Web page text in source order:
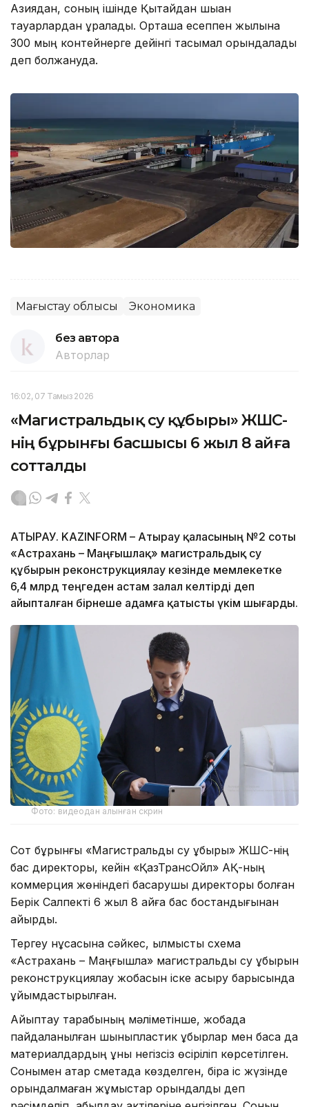
Азиядан, соның ішінде Қытайдан шыққан
тауарлардан құралады. Орташа есеппен жылына
300 мың контейнерге дейінгі тасымал орындалады
деп болжануда.
Маңғыстау облысы Экономика
без автора
Авторлар
16:02, 07 Тамыз 2026
«Магистральдық су құбыры» ЖШС-
нің бұрынғы басшысы 6 жыл 8 айға
сотталды
АТЫРАУ. KAZINFORM – Атырау қаласының №2 соты
«Астрахань – Маңғышлақ» магистральдық су
құбырын реконструкциялау кезінде мемлекетке
6,4 млрд теңгеден астам залал келтірді деп
айыпталған бірнеше адамға қатысты үкім шығарды.
Фото: видеодан алынған скрин
Сот бұрынғы «Магистральдық су құбыры» ЖШС-нің
бас директоры, кейін «ҚазТрансОйл» АҚ-ның
коммерция жөніндегі басқарушы директоры болған
Берік Салпекті 6 жыл 8 айға бас бостандығынан
айырды.
Тергеу нұсқасына сәйкес, қылмыстық схема
«Астрахань – Маңғышлақ» магистральдық су құбырын
реконструкциялау жобасын іске асыру барысында
ұйымдастырылған.
Айыптау тарабының мәліметінше, жобада
пайдаланылған шыныпластик құбырлар мен басқа да
материалдардың құны негізсіз өсіріліп көрсетілген.
Сонымен қатар сметада көзделген, бірақ іс жүзінде
орындалмаған жұмыстар орындалды деп